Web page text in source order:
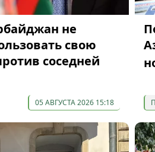
не
свою
соседней
05 АВГУСТА 2026 15:18